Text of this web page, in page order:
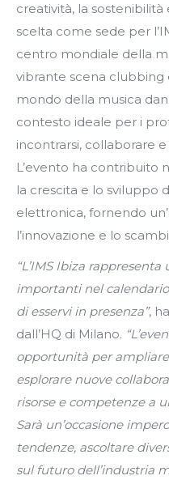
creatività, la
scelta come sede per
centro mondiale della
vibrante scena clubbing
mondo della musica
contesto ideale per i
incontrarsi, collaborare
L’evento ha
la crescita e lo sviluppo
elettronica, fornendo
l’innovazione e lo
“L’IMS Ibiza
importanti nel
di esservi in presenza”,
dall’HQ di Milano.
opportunità per
esplorare nuove
risorse e competenze a
Sarà un’occasione
tendenze, ascoltare
sul futuro dell’industria